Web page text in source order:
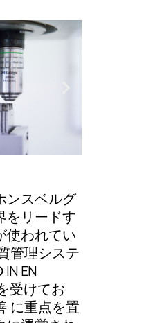
ンスベルグ
リードす
使われてい
管理システ
EN
受けてお
に重点を置